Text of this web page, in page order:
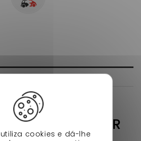
1400610
MICROCAR
utiliza cookies e dá-lhe